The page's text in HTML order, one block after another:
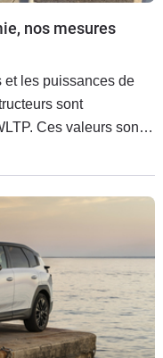
nos mesures
et les puissances de
sont
Ces valeurs sont
mesures réalisées en
le Renault Scenic